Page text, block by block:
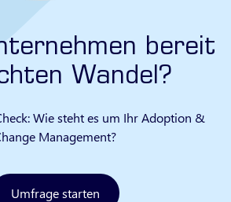
bereit
Wandel?
Wie steht es um Ihr Adoption &
Management?
Umfrage starten